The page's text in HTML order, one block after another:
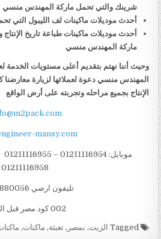
شرينك والتي تحمل ماركة المهندس منسي
أحدث موديلات ماكينات لف الليبول التي
أحدث موديلات ماكينات طباعة تاريخ
ماركة المهندس منسي
وحيث أننا نهتم بتقديم أعلى مستويات الخدمة
المهندس منسي دعوة لعملائها لزيارة
الإنتاج بجميع مراحله وتجربته على أرض الواقع
mansy.com
تليفون ارضي 0225880056
002 كود مصر قبل الرقم
Tagged الزيت, بمصر ,تعبئة, ماكنات,